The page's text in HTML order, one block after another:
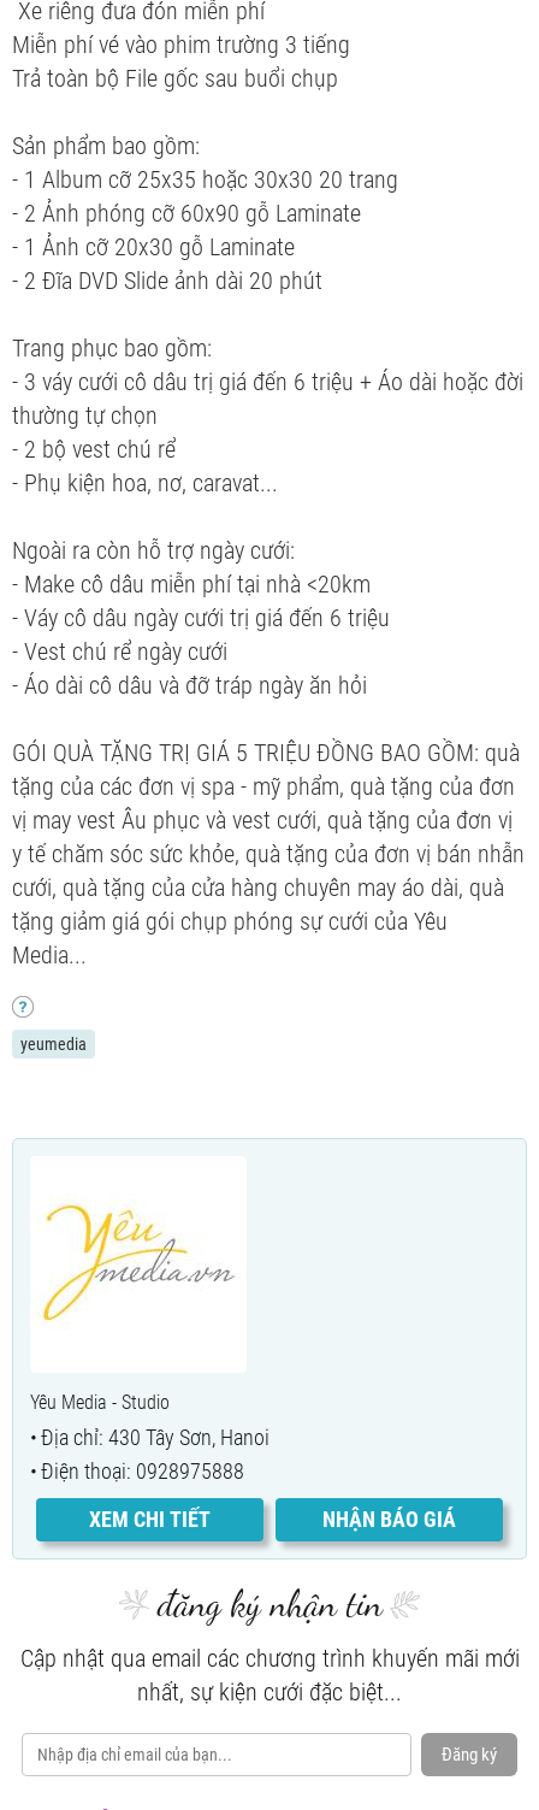
Xe riêng đưa đón miễn phí
Miễn phí vé vào phim trường 3 tiếng
Trả toàn bộ File gốc sau buổi chụp
Sản phẩm bao gồm:
- 1 Album cỡ 25x35 hoặc 30x30 20 trang
- 2 Ảnh phóng cỡ 60x90 gỗ Laminate
- 1 Ảnh cỡ 20x30 gỗ Laminate
- 2 Đĩa DVD Slide ảnh dài 20 phút
Trang phục bao gồm:
- 3 váy cưới cô dâu trị giá đến 6 triệu + Áo dài hoặc đời
thường tự chọn
- 2 bộ vest chú rể
- Phụ kiện hoa, nơ, caravat...
Ngoài ra còn hỗ trợ ngày cưới:
- Make cô dâu miễn phí tại nhà <20km
- Váy cô dâu ngày cưới trị giá đến 6 triệu
- Vest chú rể ngày cưới
- Áo dài cô dâu và đỡ tráp ngày ăn hỏi
GÓI QUÀ TẶNG TRỊ GIÁ 5 TRIỆU ĐỒNG BAO GỒM: quà
tặng của các đơn vị spa - mỹ phẩm, quà tặng của đơn
vị may vest Âu phục và vest cưới, quà tặng của đơn vị
y tế chăm sóc sức khỏe, quà tặng của đơn vị bán nhẫn
cưới, quà tặng của cửa hàng chuyên may áo dài, quà
tặng giảm giá gói chụp phóng sự cưới của Yêu
Media...
yeumedia
Yêu Media - Studio
Địa chỉ: 430 Tây Sơn, Hanoi
Điện thoại: 0928975888
XEM CHI TIẾT
NHẬN BÁO GIÁ
đăng ký nhận tin
Cập nhật qua email các chương trình khuyến mãi mới
nhất, sự kiện cưới đặc biệt...
Đăng ký